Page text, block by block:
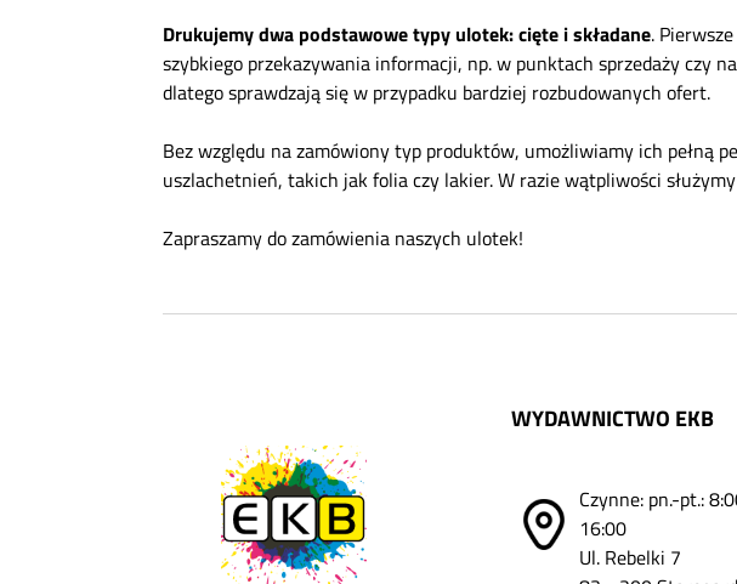
Drukujemy dwa podstawowe typy ulotek: cięte i składane.
szybkiego przekazywania informacji, np. w punktach sprzedaży czy
dlatego sprawdzają się w przypadku bardziej rozbudowanych ofert.
Bez względu na zamówiony typ produktów, umożliwiamy ich pełną
uszlachetnień, takich jak folia czy lakier. W razie wątpliwości
Zapraszamy do zamówienia naszych ulotek!
WYDAWNICTWO EKB
Czynne: pn.-pt.:
16:00
Ul. Rebelki 7